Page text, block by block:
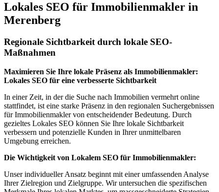
Lokales SEO für Immobilienmakler in
Merenberg
Regionale Sichtbarkeit durch lokale SEO-
Maßnahmen
Maximieren Sie Ihre lokale Präsenz als Immobilienmakler:
Lokales SEO für eine verbesserte Sichtbarkeit
In einer Zeit, in der die Suche nach Immobilien vermehrt online
stattfindet, ist eine starke Präsenz in den regionalen Suchergebnissen
für Immobilienmakler von entscheidender Bedeutung. Durch
gezieltes Lokales SEO können Sie Ihre lokale Sichtbarkeit
verbessern und potenzielle Kunden in Ihrer unmittelbaren
Umgebung erreichen.
Die Wichtigkeit von Lokalem SEO für Immobilienmakler:
Unser individueller Ansatz beginnt mit einer umfassenden Analyse
Ihrer Zielregion und Zielgruppe. Wir untersuchen die spezifischen